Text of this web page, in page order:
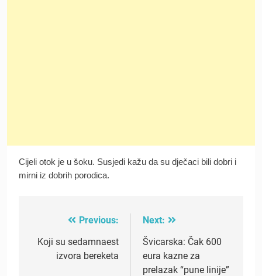
Cijeli otok je u šoku. Susjedi kažu da su dječaci bili dobri i
mirni iz dobrih porodica.
navigation
Previous:
Koji su sedamnaest
izvora bereketa
Next:
Švicarska: Čak 600
eura kazne za
prelazak “pune linije”